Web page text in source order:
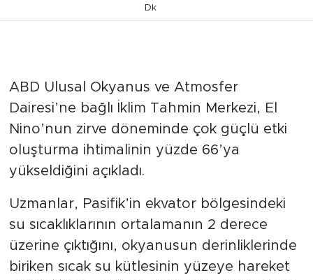
Dk
ABD Ulusal Okyanus ve Atmosfer
Dairesi’ne bağlı İklim Tahmin Merkezi, El
Nino’nun zirve döneminde çok güçlü etki
oluşturma ihtimalinin yüzde 66’ya
yükseldiğini açıkladı.
Uzmanlar, Pasifik’in ekvator bölgesindeki
su sıcaklıklarının ortalamanın 2 derece
üzerine çıktığını, okyanusun derinliklerinde
biriken sıcak su kütlesinin yüzeye hareket